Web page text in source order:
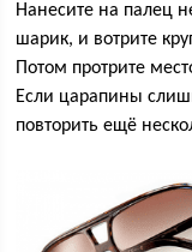
Нанесите на палец
шарик, и вотрите
Потом протрите
Если царапины
повторить ещё